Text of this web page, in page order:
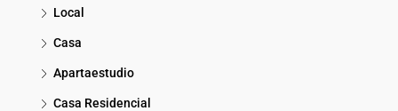
Local
Casa
Apartaestudio
Casa Residencial